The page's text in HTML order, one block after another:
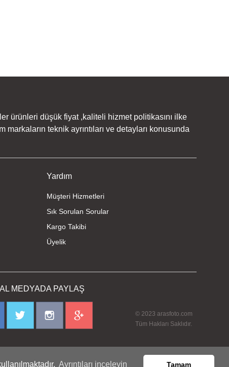
Ayrıntıları inceleyin Tamam
ürünleri düşük fiyat ,kaliteli hizmet politikasını ilke
teknik ayrıntıları ve detayları konusunda
Yardım
Müşteri Hizmetleri
Sık Sorulan Sorular
Kargo Takibi
Üyelik
MEDYADA PAYLAŞ
© 2023 arasfoto.com
Tüm Hakları Saklıdır.